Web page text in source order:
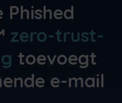
Phished
zero-trust-
toevoegt
e-mail